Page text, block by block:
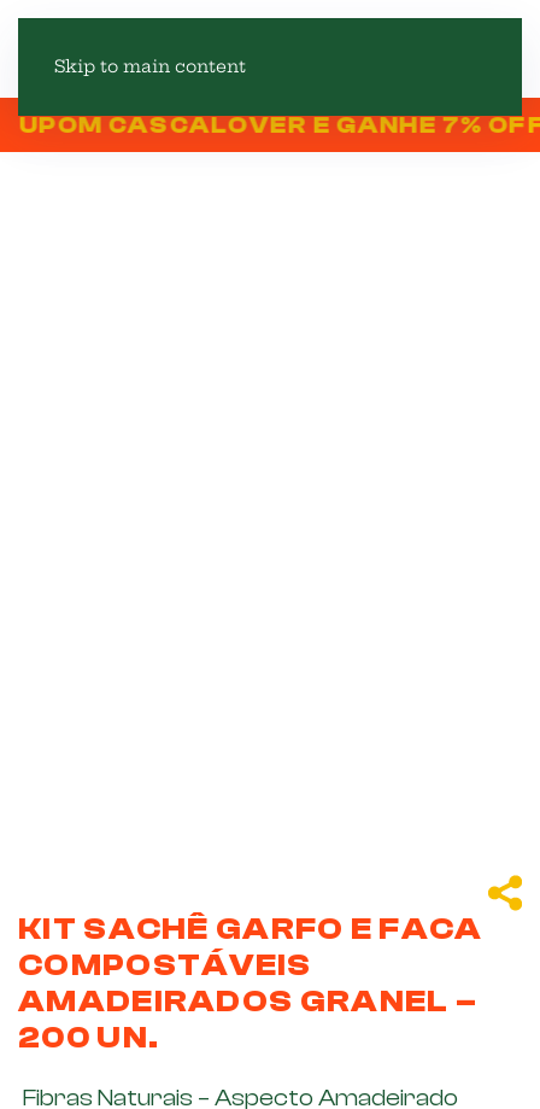
Skip to main content
E GANHE 7% OFF NA
KIT SACHÊ GARFO E FACA
COMPOSTÁVEIS
AMADEIRADOS GRANEL –
200 UN.
Fibras Naturais – Aspecto Amadeirado